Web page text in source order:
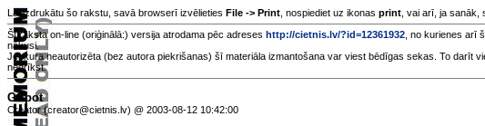
Lai izdrukātu šo rakstu, savā browserī izvēlieties File -> Print , nospiediet uz ikonas print , vai arī, ja sanāk,
Šī raksta on-line (oriģinālā:) versija atrodama pēc adreses http://cietnis.lv/?id=12361932 , no kurienes arī
nākusi.
Jebkura neautorizēta (bez autora piekrišanas) šī materiāla izmantošana var viest bēdīgas sekas. To darīt
nedrīkst.
GSpot
Creator (creator@cietnis.lv) @ 2003-08-12 10:42:00